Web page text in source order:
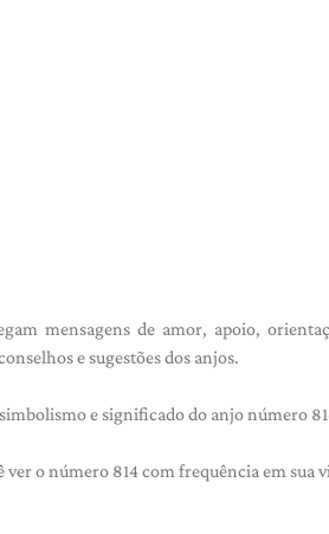
mensagens de amor, apoio,
e sugestões dos anjos.
e significado do anjo número
o número 814 com frequência em sua